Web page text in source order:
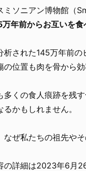
ミソニアン博物館（
年前からお互いを食
析された145万年前
の位置も肉を骨から
多くの食人痕跡を残
るかもしれません。
なぜ私たちの祖先や
の詳細は2023年6月